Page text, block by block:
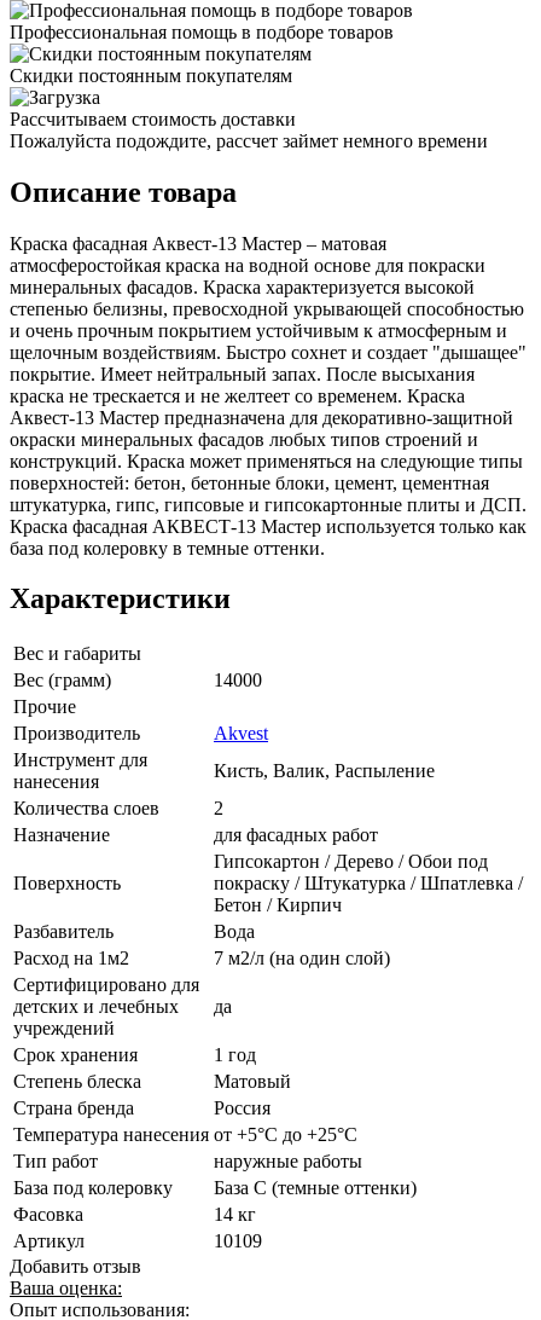
Профессиональная помощь в подборе товаров
Скидки постоянным покупателям
Рассчитываем стоимость доставки
Пожалуйста подождите, рассчет займет немного времени
Описание товара
Краска фасадная Аквест-13 Мастер – матовая
атмосферостойкая краска на водной основе для покраски
минеральных фасадов. Краска характеризуется высокой
степенью белизны, превосходной укрывающей способностью
и очень прочным покрытием устойчивым к атмосферным и
щелочным воздействиям. Быстро сохнет и создает "дышащее"
покрытие. Имеет нейтральный запах. После высыхания
краска не трескается и не желтеет со временем. Краска
Аквест-13 Мастер предназначена для декоративно-защитной
окраски минеральных фасадов любых типов строений и
конструкций. Краска может применяться на следующие типы
поверхностей: бетон, бетонные блоки, цемент, цементная
штукатурка, гипс, гипсовые и гипсокартонные плиты и ДСП.
Краска фасадная АКВЕСТ-13 Мастер используется только как
база под колеровку в темные оттенки.
Характеристики
Вес и габариты
Вес (грамм)
14000
Прочие
Производитель
Akvest
Инструмент для
нанесения
Кисть, Валик, Распыление
Количества слоев
2
Назначение
для фасадных работ
Поверхность
Гипсокартон / Дерево / Обои под
покраску / Штукатурка / Шпатлевка /
Бетон / Кирпич
Разбавитель
Вода
Расход на 1м2
7 м2/л (на один слой)
Сертифицировано для
детских и лечебных
учреждений
да
Срок хранения
1 год
Степень блеска
Матовый
Страна бренда
Россия
Температура нанесения от +5°С до +25°С
Тип работ
наружные работы
База под колеровку
База С (темные оттенки)
Фасовка
14 кг
Артикул
10109
Добавить отзыв
Ваша оценка:
Опыт использования: